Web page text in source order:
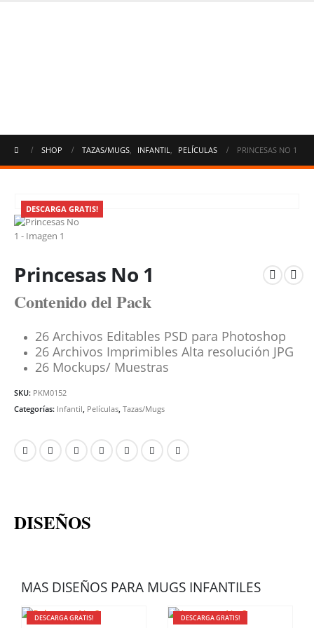
SHOP TAZAS/MUGS INFANTIL PELÍCULAS PRINCESAS NO 1
DESCARGA GRATIS!
Princesas No 1
Contenido del Pack
26 Archivos Editables PSD para Photoshop
26 Archivos Imprimibles Alta resolución JPG
26 Mockups/ Muestras
SKU: PKM0152
Categorías: Infantil, Películas, Tazas/Mugs
DISEÑOS
MAS DISEÑOS PARA MUGS INFANTILES
DESCARGA GRATIS! DESCARGA GRATIS!